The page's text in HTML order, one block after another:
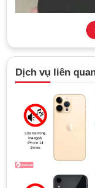
TeamCare là
Khi nào cần
Với mỗi dòng
có thiết kế thời
đại và nâng cấp
Dịch vụ liên